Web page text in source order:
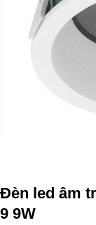
Đèn led âm
9 9W